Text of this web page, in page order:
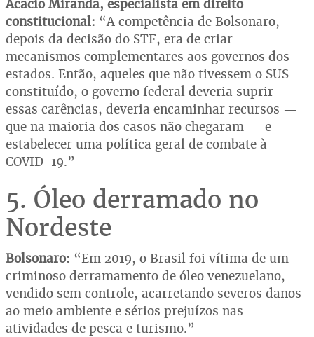
Acacio Miranda, especialista em direito
constitucional: “A competência de Bolsonaro,
depois da decisão do STF, era de criar
mecanismos complementares aos governos dos
estados. Então, aqueles que não tivessem o SUS
constituído, o governo federal deveria suprir
essas carências, deveria encaminhar recursos —
que na maioria dos casos não chegaram — e
estabelecer uma política geral de combate à
COVID-19.”
5. Óleo derramado no
Nordeste
Bolsonaro: “Em 2019, o Brasil foi vítima de um
criminoso derramamento de óleo venezuelano,
vendido sem controle, acarretando severos danos
ao meio ambiente e sérios prejuízos nas
atividades de pesca e turismo.”